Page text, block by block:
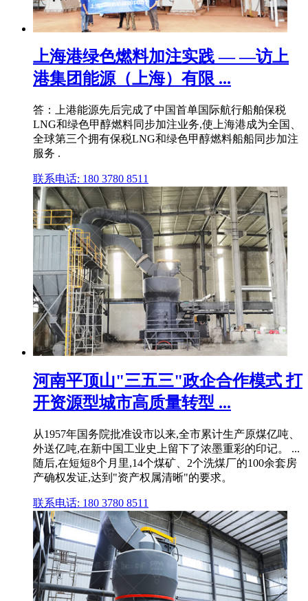
上海港绿色燃料加注实践 — —访上
港集团能源（上海）有限 ...
答：上港能源先后完成了中国首单国际航行船舶保税
LNG和绿色甲醇燃料同步加注业务,使上海港成为全国、
全球第三个拥有保税LNG和绿色甲醇燃料船船同步加注
服务 .
联系电话: 180 3780 8511
河南平顶山"三五三"政企合作模式 打
开资源型城市高质量转型 ...
从1957年国务院批准设市以来,全市累计生产原煤亿吨、
外送亿吨,在新中国工业史上留下了浓墨重彩的印记。 ...
随后,在短短8个月里,14个煤矿、2个洗煤厂的100余套房
产确权发证,达到"资产权属清晰"的要求。
联系电话: 180 3780 8511